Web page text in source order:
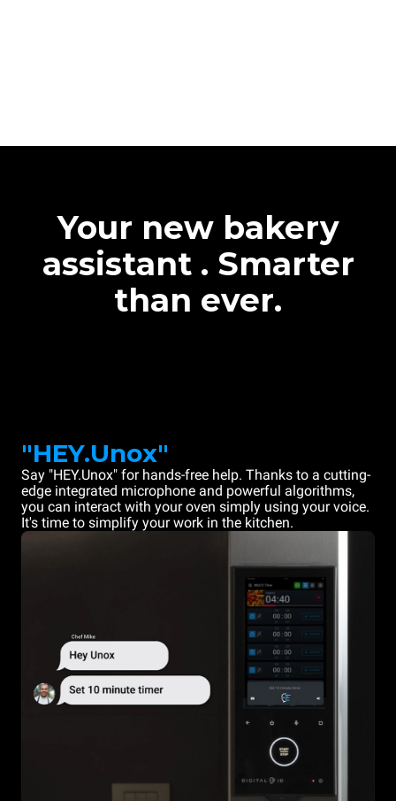
Your new bakery
assistant . Smarter
than ever.
"HEY.Unox"
Say "HEY.Unox" for hands-free help. Thanks to a cutting-
edge integrated microphone and powerful algorithms,
you can interact with your oven simply using your voice.
It's time to simplify your work in the kitchen.